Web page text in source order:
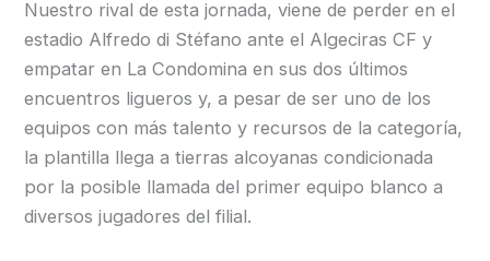
Nuestro rival de esta jornada, viene de perder en el
estadio Alfredo di Stéfano ante el Algeciras CF y
empatar en La Condomina en sus dos últimos
encuentros ligueros y, a pesar de ser uno de los
equipos con más talento y recursos de la categoría,
la plantilla llega a tierras alcoyanas condicionada
por la posible llamada del primer equipo blanco a
diversos jugadores del filial.